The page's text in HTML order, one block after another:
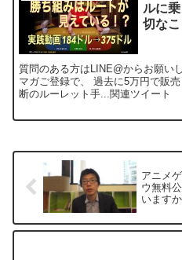
ルに
切な
質問のある方はLINE@からお願い
マガご登録で、 過去に5万円で販
断のルーレット手...関連ツイート
アニメ
ウ無料
います